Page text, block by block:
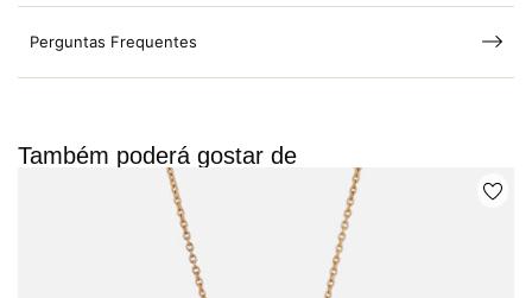
Perguntas Frequentes
Também poderá gostar de